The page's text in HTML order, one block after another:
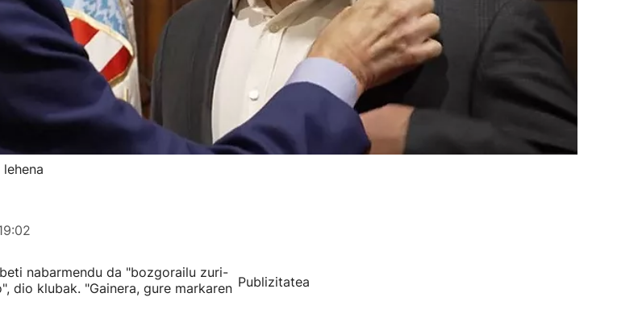
nabarmendu da "bozgorailu zuri-
dio klubak. "Gainera, gure markaren Publizitatea